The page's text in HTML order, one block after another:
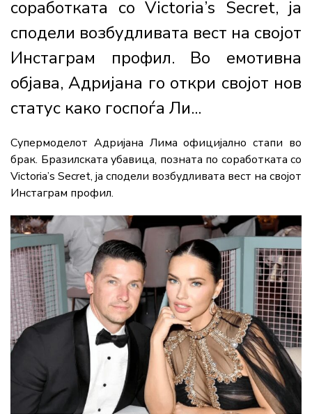
соработката со Victoria’s Secret, ја
сподели возбудливата вест на својот
Инстаграм профил. Во емотивна
објава, Адријана го откри својот нов
статус како госпоѓа Ли...
Супермоделот Адријана Лима официјално стапи во
брак. Бразилската убавица, позната по соработката со
Victoria’s Secret, ја сподели возбудливата вест на својот
Инстаграм профил.